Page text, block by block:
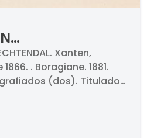
- Boragiane
Xanten,
. Boragiane. 1881.
(dos). Titulados
de la obra "Flora von
von Schlechtendal, 1881.